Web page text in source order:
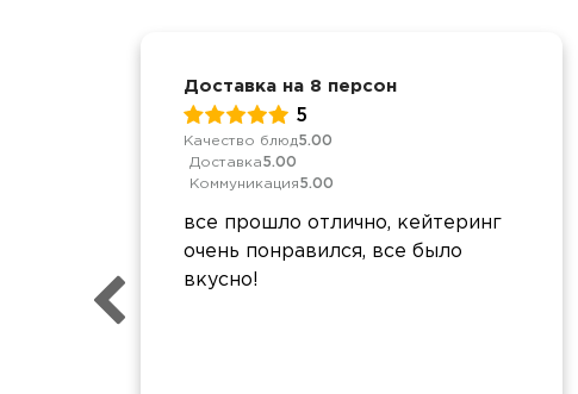
Доставка на 8 персон
5
Качество блюд5.00
Доставка5.00
Коммуникация5.00
все прошло отлично, кейтеринг
очень понравился, все было
вкусно!